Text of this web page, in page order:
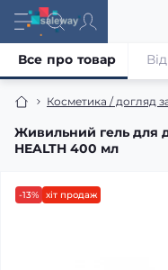
Косметика / догляд
Живильний гель для
HEALTH 400 мл
Все про товар
-13% хіт продаж